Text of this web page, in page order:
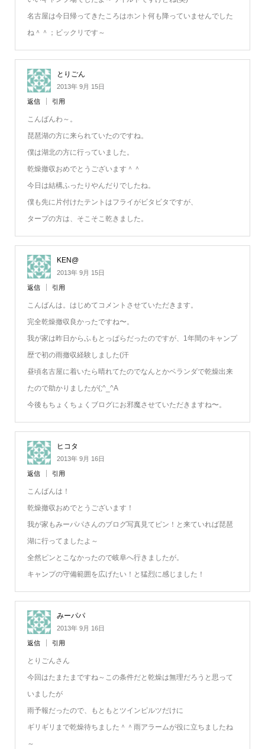
名古屋は今日帰ってきたころはホント何も降っていませんでした
ね＾＾；ビックリです～
とりごん
2013年 9月 15日
返信 引用
こんばんわ～。
琵琶湖の方に来られていたのですね。
僕は湖北の方に行っていました。
乾燥撤収おめでとうございます＾＾
今日は結構ふったりやんだりでしたね。
僕も先に片付けたテントはフライがビタビタですが、
タープの方は、そこそこ乾きました。
KEN@
2013年 9月 15日
返信 引用
こんばんは。はじめてコメントさせていただきます。
完全乾燥撤収良かったですね〜。
我が家は昨日からふもとっぱらだったのですが、1年間のキャンプ
歴で初の雨撤収経験しました(汗
昼頃名古屋に着いたら晴れてたのでなんとかベランダで乾燥出来
たので助かりましたが(;^_^A
今後もちょくちょくブログにお邪魔させていただきますね〜。
ヒコタ
2013年 9月 16日
返信 引用
こんばんは！
乾燥撤収おめでとうございます！
我が家もみーパパさんのブログ写真見てピン！と来ていれば琵琶
湖に行ってましたよ～
全然ピンとこなかったので岐阜へ行きましたが。
キャンプの守備範囲を広げたい！と猛烈に感じました！
みーパパ
2013年 9月 16日
返信 引用
とりごんさん
今回はたまたまですね～この条件だと乾燥は無理だろうと思って
いましたが
雨予報だったので、もともとツインピルツだけに
ギリギリまで乾燥待ちました＾＾雨アラームが役に立ちましたね
～